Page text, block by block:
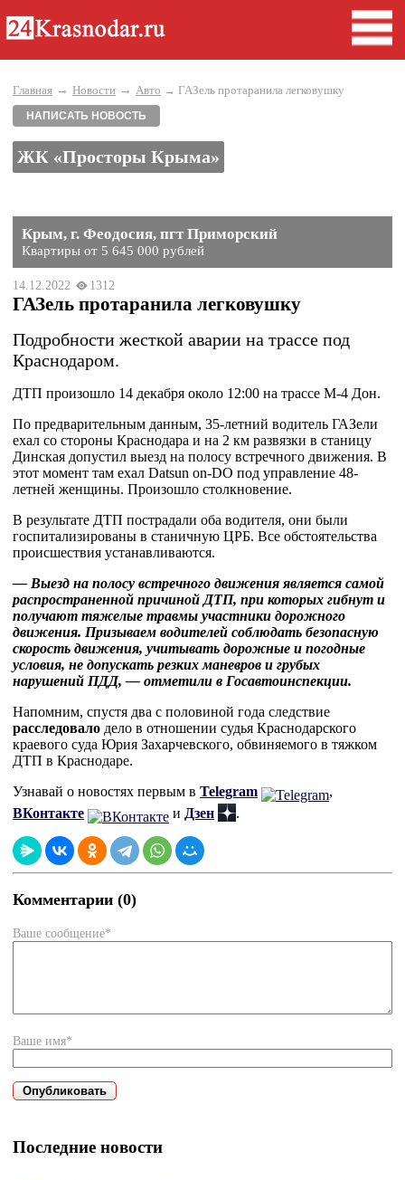
Главная → Новости → Авто → ГАЗель протаранила легковушку
НАПИСАТЬ НОВОСТЬ
ЖК «Просторы Крыма»
Крым, г. Феодосия, пгт Приморский
Квартиры от 5 645 000 рублей
14.12.2022 1312
ГАЗель протаранила легковушку
Подробности жесткой аварии на трассе под
Краснодаром.
ДТП произошло 14 декабря около 12:00 на трассе М-4 Дон.
По предварительным данным, 35-летний водитель ГАЗели
ехал со стороны Краснодара и на 2 км развязки в станицу
Динская допустил выезд на полосу встречного движения. В
этот момент там ехал Datsun on-DO под управление 48-
летней женщины. Произошло столкновение.
В результате ДТП пострадали оба водителя, они были
госпитализированы в станичную ЦРБ. Все обстоятельства
происшествия устанавливаются.
— Выезд на полосу встречного движения является самой
распространенной причиной ДТП, при которых гибнут и
получают тяжелые травмы участники дорожного
движения. Призываем водителей соблюдать безопасную
скорость движения, учитывать дорожные и погодные
условия, не допускать резких маневров и грубых
нарушений ПДД, — отметили в Госавтоинспекции.
Напомним, спустя два с половиной года следствие
расследовало дело в отношении судья Краснодарского
краевого суда Юрия Захарчевского, обвиняемого в тяжком
ДТП в Краснодаре.
Узнавай о новостях первым в Telegram
,
ВКонтакте
и Дзен .
Комментарии (0)
Ваше сообщение*
Ваше имя*
Последние новости